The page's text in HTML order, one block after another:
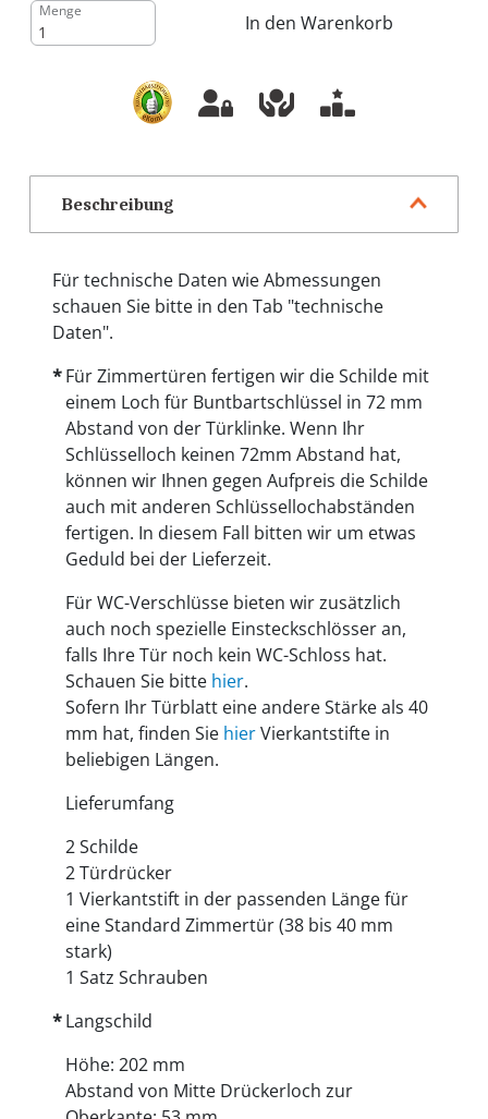
Menge
In den Warenkorb
Beschreibung
Für technische Daten wie Abmessungen
schauen Sie bitte in den Tab "technische
Daten".
Für Zimmertüren fertigen wir die Schilde mit
einem Loch für Buntbartschlüssel in 72 mm
Abstand von der Türklinke. Wenn Ihr
Schlüsselloch keinen 72mm Abstand hat,
können wir Ihnen gegen Aufpreis die Schilde
auch mit anderen Schlüssellochabständen
fertigen. In diesem Fall bitten wir um etwas
Geduld bei der Lieferzeit.
Für WC-Verschlüsse bieten wir zusätzlich
auch noch spezielle Einsteckschlösser an,
falls Ihre Tür noch kein WC-Schloss hat.
Schauen Sie bitte hier.
Sofern Ihr Türblatt eine andere Stärke als 40
mm hat, finden Sie hierVierkantstifte in
beliebigen Längen.
Lieferumfang
2 Schilde
2 Türdrücker
1 Vierkantstift in der passenden Länge für
eine Standard Zimmertür (38 bis 40 mm
stark)
1 Satz Schrauben
Langschild
Höhe: 202 mm
Abstand von Mitte Drückerloch zur